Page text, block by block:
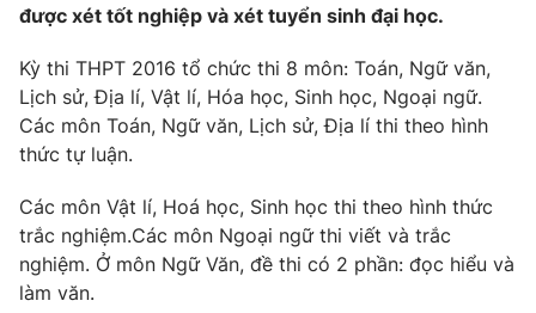
Video Shorts video
VTV Money VTV Thể thao
VTV Sức khoẻ
Thị trường 24h Tấm lòng Việt
VTV4
được xét tốt nghiệp và xét tuyển sinh đại học.
Kỳ thi THPT 2016 tổ chức thi 8 môn: Toán, Ngữ văn,
Lịch sử, Địa lí, Vật lí, Hóa học, Sinh học, Ngoại ngữ.
Các môn Toán, Ngữ văn, Lịch sử, Địa lí thi theo hình
thức tự luận.
Các môn Vật lí, Hoá học, Sinh học thi theo hình thức
trắc nghiệm.Các môn Ngoại ngữ thi viết và trắc
nghiệm. Ở môn Ngữ Văn, đề thi có 2 phần: đọc hiểu và
làm văn.